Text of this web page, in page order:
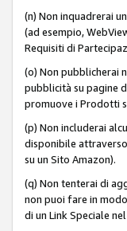
(n) Non inquadrerai
(ad esempio,
Requisiti di
(o) Non pubblicherai
pubblicità su pagine
promuove i Prodotti
(p) Non includerai
disponibile
su un Sito Amazon).
(q) Non tenterai di
non puoi fare in
di un Link Speciale